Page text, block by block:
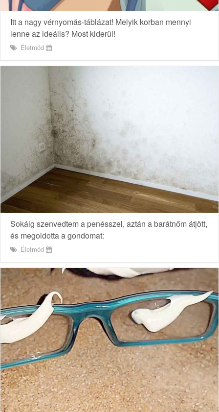
Itt a nagy vérnyomás-táblázat! Melyik korban mennyi
lenne az ideális? Most kiderül!
Életmód
Sokáig szenvedtem a penésszel, aztán a barátnőm átjött,
és megoldotta a gondomat:
Életmód